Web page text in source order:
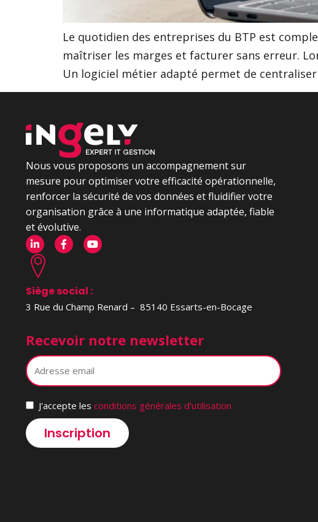
Le quotidien des entreprises du BTP est
maîtriser les marges et facturer sans erreur.
Un logiciel métier adapté permet de
Nous vous proposons un accompagnement sur
mesure pour optimiser votre efficacité opérationnelle,
renforcer la sécurité de vos données et fluidifier votre
organisation grâce à une informatique adaptée, fiable
et évolutive.
Siège social :
3 Rue du Champ Renard – 85140 Essarts-en-Bocage
Recevoir notre newsletter
J'accepte les conditions générales d'utilisation